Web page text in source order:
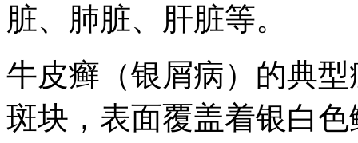
脏、肺脏、肝脏等。
牛皮癣（银屑病）的典
斑块，表面覆盖着银白